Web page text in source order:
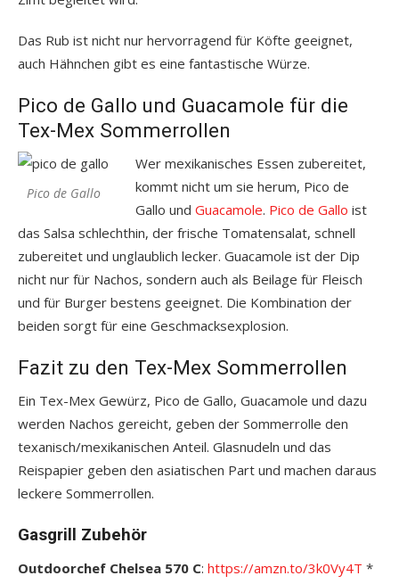
Das Rub ist nicht nur hervorragend für Köfte geeignet,
auch Hähnchen gibt es eine fantastische Würze.
Pico de Gallo und Guacamole für die
Tex-Mex Sommerrollen
Pico de Gallo
Wer mexikanisches Essen zubereitet,
kommt nicht um sie herum, Pico de
Gallo und Guacamole. Pico de Gallo ist
das Salsa schlechthin, der frische Tomatensalat, schnell
zubereitet und unglaublich lecker. Guacamole ist der Dip
nicht nur für Nachos, sondern auch als Beilage für Fleisch
und für Burger bestens geeignet. Die Kombination der
beiden sorgt für eine Geschmacksexplosion.
Fazit zu den Tex-Mex Sommerrollen
Ein Tex-Mex Gewürz, Pico de Gallo, Guacamole und dazu
werden Nachos gereicht, geben der Sommerrolle den
texanisch/mexikanischen Anteil. Glasnudeln und das
Reispapier geben den asiatischen Part und machen daraus
leckere Sommerrollen.
Gasgrill Zubehör
Outdoorchef Chelsea 570 C: https://amzn.to/3k0Vy4T *